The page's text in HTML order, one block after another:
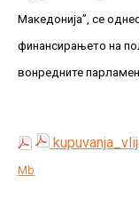
Македонија”, се
финансирањето на
вонредните
Mb